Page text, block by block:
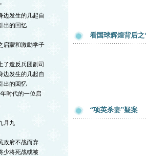
发生的几起自
出的回忆
蒙和激励学子
造反兵团副司
发生的几起自
出的回忆
时代的一位启
月九
政府不战而弃
少将死战或被
看国球辉煌背后
“项英杀妻”疑案